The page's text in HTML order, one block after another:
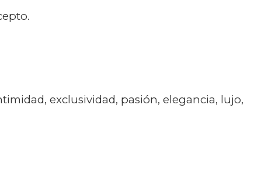
exclusividad, pasión, elegancia, lujo,